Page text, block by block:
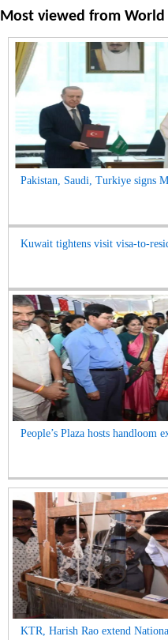
Most viewed from World
Pakistan, Saudi, Turkiye signs
Kuwait tightens visit visa-to-
People’s Plaza hosts handloom
KTR, Harish Rao extend